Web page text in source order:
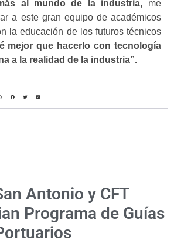
al mundo de la industria, me
a este gran equipo de académicos
la educación de los futuros técnicos
mejor que hacerlo con tecnología
a la realidad de la industria”.
Antonio y CFT
Programa de Guías